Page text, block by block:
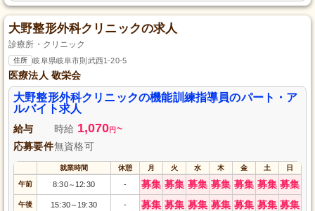
大野整形外科クリニックの求人
診療所・クリニック
住所 岐阜県岐阜市則武西1-20-5
医療法人 敬栄会
大野整形外科クリニックの機能訓練指導員のパート・ア
ルバイト求人
給与 時給 1,070円 ~
応募要件無資格可
就業時間 休憩 月 火 水 木 金 土 日
午前 8:30～ 12:30 - 募集 募集 募集 募集 募集 募集 募集
午後 15:30～ 19:30 - 募集 募集 募集 募集 募集 募集 募集